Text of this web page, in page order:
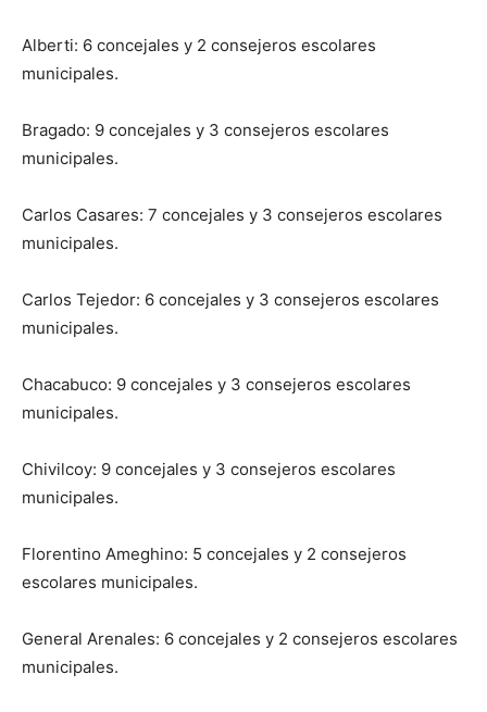
Alberti: 6 concejales y 2 consejeros escolares
municipales.
Bragado: 9 concejales y 3 consejeros escolares
municipales.
Carlos Casares: 7 concejales y 3 consejeros escolares
municipales.
Carlos Tejedor: 6 concejales y 3 consejeros escolares
municipales.
Chacabuco: 9 concejales y 3 consejeros escolares
municipales.
Chivilcoy: 9 concejales y 3 consejeros escolares
municipales.
Florentino Ameghino: 5 concejales y 2 consejeros
escolares municipales.
General Arenales: 6 concejales y 2 consejeros escolares
municipales.